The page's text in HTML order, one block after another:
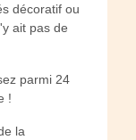
décoratif ou
ait pas de
parmi 24
!
la